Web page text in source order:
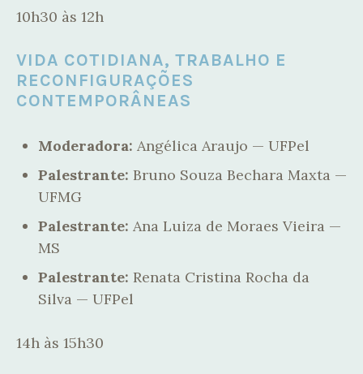
10h30 às 12h
VIDA COTIDIANA, TRABALHO E
RECONFIGURAÇÕES
CONTEMPORÂNEAS
Moderadora: Angélica Araujo — UFPel
Palestrante: Bruno Souza Bechara Maxta —
UFMG
Palestrante: Ana Luiza de Moraes Vieira —
MS
Palestrante: Renata Cristina Rocha da
Silva — UFPel
14h às 15h30